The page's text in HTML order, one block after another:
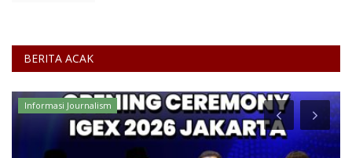
BERITA ACAK
Informasi Journalism